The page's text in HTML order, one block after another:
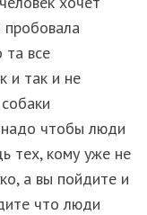
та все
и так и не
надо чтобы люди
тех, кому уже не
а вы пойдите и
что люди